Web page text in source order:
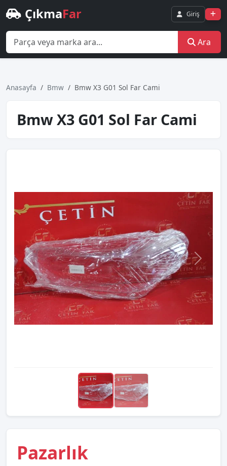
ÇıkmaFar Giriş
Ara
Anasayfa Bmw Bmw X3 G01 Sol Far Cami
Bmw X3 G01 Sol Far Cami
Pazarlık